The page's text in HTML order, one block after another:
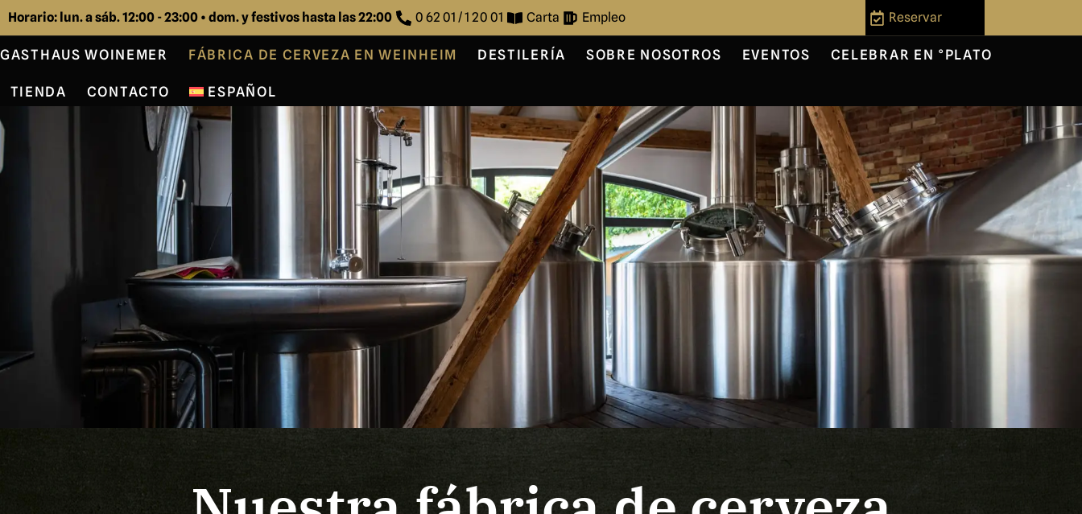
Horario: lun. a sáb. 12:00 - 23:00 • dom. y festivos hasta las 22:00 0 62 01 / 1 20 01 Carta Empleo Reservar
GASTHAUS WOINEMER FÁBRICA DE CERVEZA EN WEINHEIM DESTILERÍA SOBRE NOSOTROS EVENTOS CELEBRAR EN °PLATO
TIENDA CONTACTO ESPAÑOL